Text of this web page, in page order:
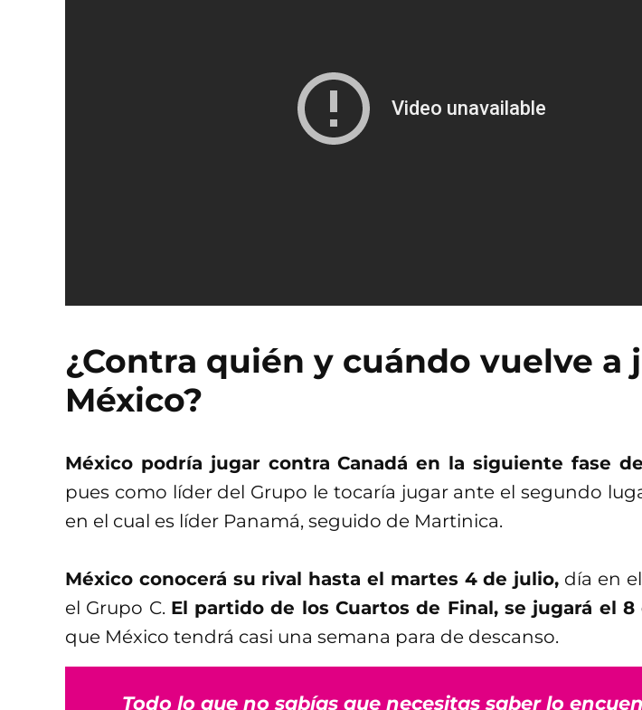
¿Contra quién y cuándo vuelve a
México?
México podría jugar contra Canadá en la siguiente fase
pues como líder del Grupo le tocaría jugar ante el segundo
en el cual es líder Panamá, seguido de Martinica.
México conocerá su rival hasta el martes 4 de julio, día en
el Grupo C. El partido de los Cuartos de Final, se jugará el
que México tendrá casi una semana para de descanso.
Todo lo que no sabías que necesitas saber lo